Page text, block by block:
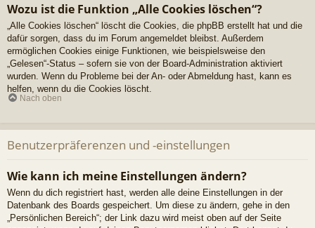
Wozu ist die Funktion „Alle Cookies löschen“?
„Alle Cookies löschen“ löscht die Cookies, die phpBB erstellt hat und die
dafür sorgen, dass du im Forum angemeldet bleibst. Außerdem
ermöglichen Cookies einige Funktionen, wie beispielsweise den
„Gelesen“-Status – sofern sie von der Board-Administration aktiviert
wurden. Wenn du Probleme bei der An- oder Abmeldung hast, kann es
helfen, wenn du die Cookies löscht.
Nach oben
Benutzerpräferenzen und -einstellungen
Wie kann ich meine Einstellungen ändern?
Wenn du dich registriert hast, werden alle deine Einstellungen in der
Datenbank des Boards gespeichert. Um diese zu ändern, gehe in den
„Persönlichen Bereich“; der Link dazu wird meist oben auf der Seite